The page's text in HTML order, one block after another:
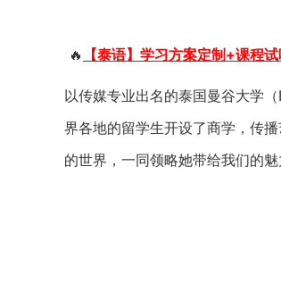
🔥 【泰语】学习方案定制+课程
以传媒专业出名的泰国曼谷大学
界各地的留学生开设了商学，传
的世界，一同领略她带给我们的魅